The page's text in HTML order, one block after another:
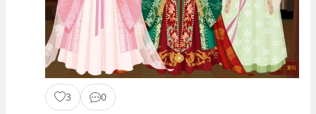
3 0